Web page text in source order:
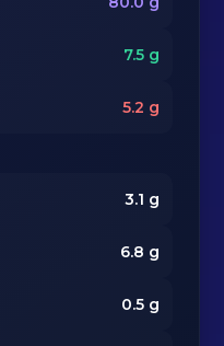
7.5g
5.2 g
3.1 g
6.8 g
0.5g